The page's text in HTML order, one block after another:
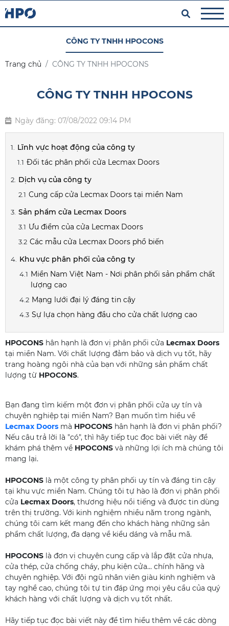
CÔNG TY TNHH HPOCONS
Trang chủ CÔNG TY TNHH HPOCONS
CÔNG TY TNHH HPOCONS
Ngày đăng: 07/08/2022 09:14 PM
Lĩnh vực hoạt động của công ty
Đối tác phân phối cửa Lecmax Doors
Dịch vụ của công ty
Cung cấp cửa Lecmax Doors tại miền Nam
Sản phẩm cửa Lecmax Doors
Ưu điểm của cửa Lecmax Doors
Các mẫu cửa Lecmax Doors phổ biến
Khu vực phân phối của công ty
Miền Nam Việt Nam - Nơi phân phối sản phẩm chất
lượng cao
Mạng lưới đại lý đáng tin cậy
Sự lựa chọn hàng đầu cho cửa chất lượng cao
HPOCONS hân hạnh là đơn vị phân phối cửa Lecmax Doors
tại miền Nam. Với chất lượng đảm bảo và dịch vụ tốt, hãy
trang hoàng ngôi nhà của bạn với những sản phẩm chất
lượng từ HPOCONS.
Bạn đang tìm kiếm một đơn vị phân phối cửa uy tín và
chuyên nghiệp tại miền Nam? Bạn muốn tìm hiểu về
Lecmax Doors mà HPOCONS hân hạnh là đơn vị phân phối?
Nếu câu trả lời là "có", thì hãy tiếp tục đọc bài viết này để
khám phá thêm về HPOCONS và những lợi ích mà chúng tôi
mang lại.
HPOCONS là một công ty phân phối uy tín và đáng tin cậy
tại khu vực miền Nam. Chúng tôi tự hào là đơn vị phân phối
cửa Lecmax Doors, thương hiệu nổi tiếng và được tin dùng
trên thị trường. Với kinh nghiệm nhiều năm trong ngành,
chúng tôi cam kết mang đến cho khách hàng những sản
phẩm chất lượng, đa dạng về kiểu dáng và mẫu mã.
HPOCONS là đơn vị chuyên cung cấp và lắp đặt cửa nhựa,
cửa thép, cửa chống cháy, phụ kiện cửa… chính hãng và
chuyên nghiệp. Với đội ngũ nhân viên giàu kinh nghiệm và
tay nghề cao, chúng tôi tự tin đáp ứng mọi yêu cầu của quý
khách hàng với chất lượng và dịch vụ tốt nhất.
Hãy tiếp tục đọc bài viết này để tìm hiểu thêm về các dòng